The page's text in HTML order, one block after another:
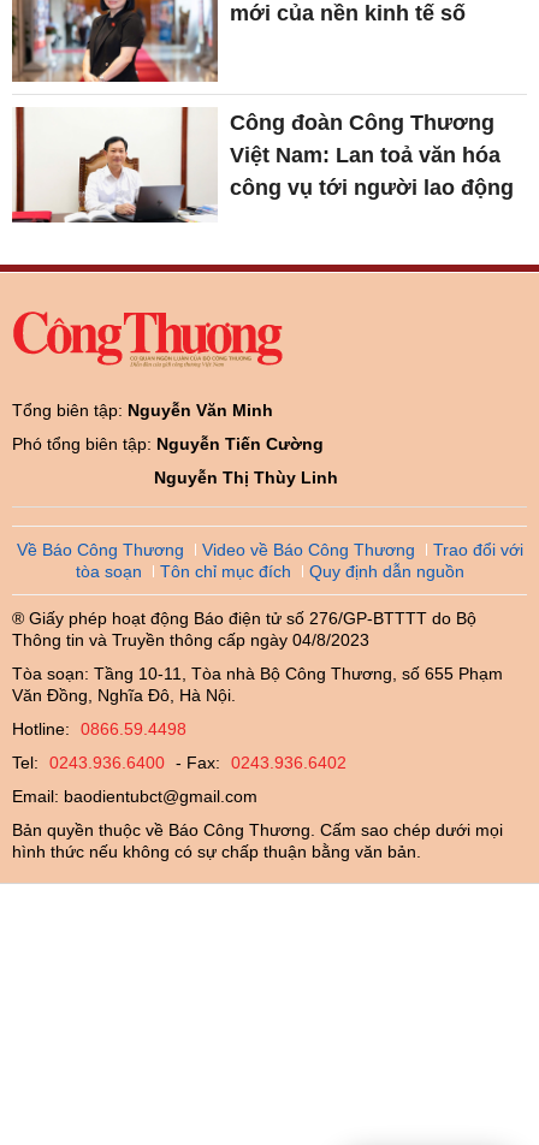
mới của nền kinh tế số
Công đoàn Công Thương
Việt Nam: Lan toả văn hóa
công vụ tới người lao động
Tổng biên tập: Nguyễn Văn Minh
Phó tổng biên tập: Nguyễn Tiến Cường
Nguyễn Thị Thùy Linh
Về Báo Công Thương Video về Báo Công Thương
Trao đổi với
tòa soạn
Tôn chỉ mục đích Quy định dẫn nguồn
® Giấy phép hoạt động Báo điện tử số 276/GP-BTTTT do Bộ
Thông tin và Truyền thông cấp ngày 04/8/2023
Tòa soạn: Tầng 10-11, Tòa nhà Bộ Công Thương, số 655 Phạm
Văn Đồng, Nghĩa Đô, Hà Nội.
Hotline:
0866.59.4498
Tel:
0243.936.6400 - Fax:
0243.936.6402
Email: baodientubct@gmail.com
Bản quyền thuộc về Báo Công Thương. Cấm sao chép dưới mọi
hình thức nếu không có sự chấp thuận bằng văn bản.